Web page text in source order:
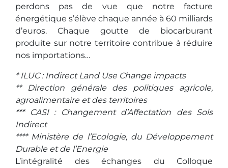
perdons pas de vue que notre facture
énergétique s’élève chaque année à 60 milliards
d’euros. Chaque goutte de biocarburant
produite sur notre territoire contribue à réduire
nos importations…
* ILUC : Indirect Land Use Change impacts
** Direction générale des politiques agricole,
agroalimentaire et des territoires
*** CASI : Changement d’Affectation des Sols
Indirect
**** Ministère de l’Ecologie, du Développement
Durable et de l’Energie
L’intégralité des échanges du Colloque